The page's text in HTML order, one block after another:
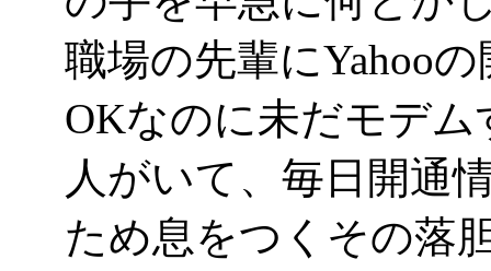
職場の先輩にYahoo
OKなのに未だモデ
人がいて、毎日開通
ため息をつくその落